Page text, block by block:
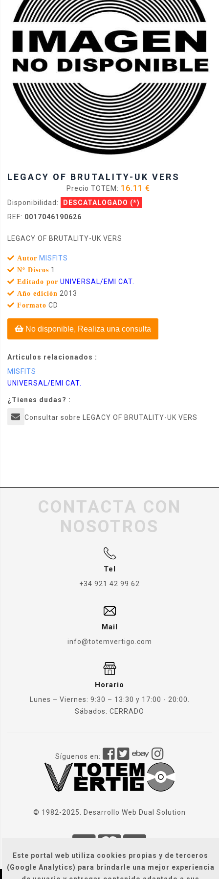
Este portal web utiliza cookies propias y de terceros
(Google Analytics) para brindarle una mejor experiencia
LEGACY OF BRUTALITY-UK VERS
Precio TOTEM: 16.11 €
Disponibilidad: DESCATALOGADO (*)
REF: 0017046190626
LEGACY OF BRUTALITY-UK VERS
Autor MISFITS
Nº Discos 1
Editado por UNIVERSAL/EMI CAT.
Año edición 2013
Formato CD
No disponible, Realiza una consulta
Articulos relacionados :
MISFITS
UNIVERSAL/EMI CAT.
¿Tienes dudas? :
Consultar sobre LEGACY OF BRUTALITY-UK VERS
CONTACTA CON
NOSOTROS
Tel
+34 921 42 99 62
Mail
info@totemvertigo.com
Horario
Lunes – Viernes: 9:30 – 13:30 y 17:00 - 20:00.
Sábados: CERRADO
Síguenos en:
© 1982-2025. Desarrollo Web Dual Solution